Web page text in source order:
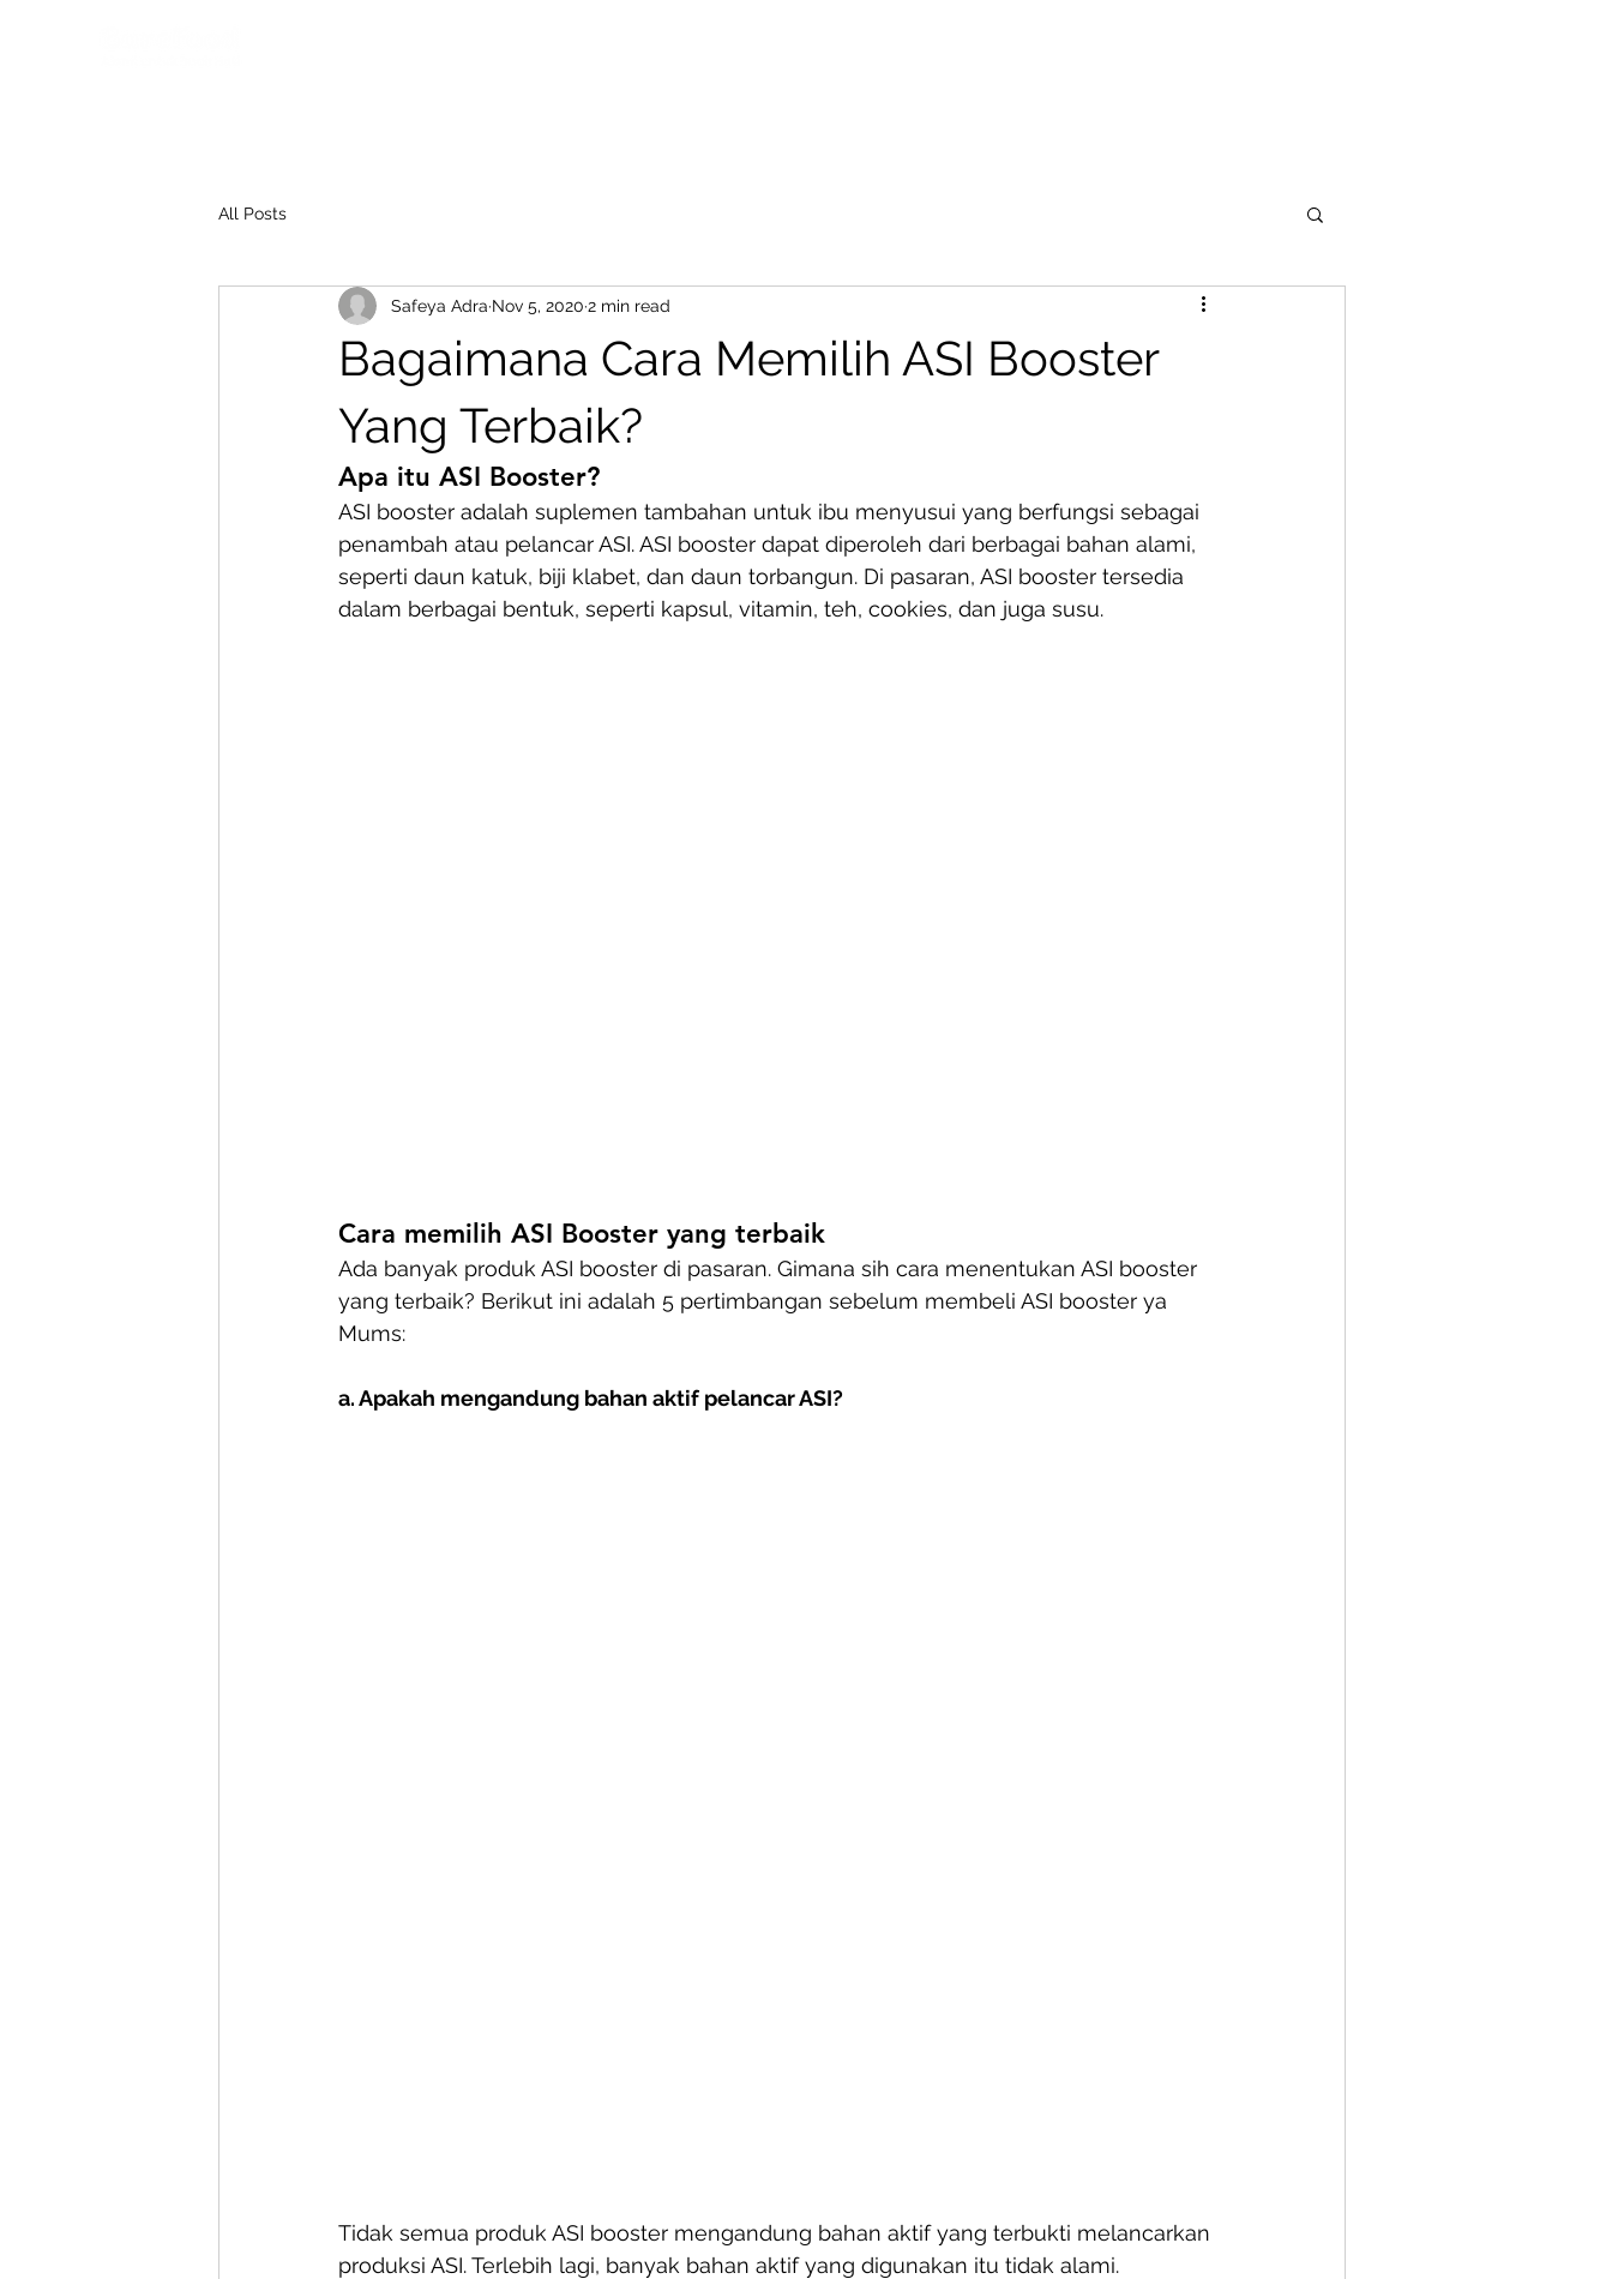
All Posts
Bagaimana Cara Memilih ASI Booster
Yang Terbaik?
Safeya Adra Nov 5, 2020 2 min read
Apa itu ASI Booster?
ASI booster adalah suplemen tambahan untuk ibu menyusui yang berfungsi sebagai
penambah atau pelancar ASI. ASI booster dapat diperoleh dari berbagai bahan alami,
seperti daun katuk, biji klabet, dan daun torbangun. Di pasaran, ASI booster tersedia
dalam berbagai bentuk, seperti kapsul, vitamin, teh, cookies, dan juga susu.
Cara memilih ASI Booster yang terbaik
Ada banyak produk ASI booster di pasaran. Gimana sih cara menentukan ASI booster
yang terbaik? Berikut ini adalah 5 pertimbangan sebelum membeli ASI booster ya
Mums:
a. Apakah mengandung bahan aktif pelancar ASI?
Tidak semua produk ASI booster mengandung bahan aktif yang terbukti melancarkan
produksi ASI. Terlebih lagi, banyak bahan aktif yang digunakan itu tidak alami.